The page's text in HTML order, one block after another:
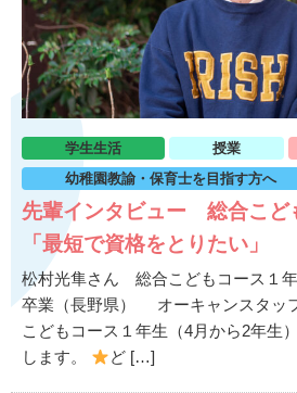
学生生活 授業
幼稚園教諭・保育士を目指す方へ
先輩インタビュー 総合こど
「最短で資格をとりたい」
松村光隼さん 総合こどもコース１
卒業（長野県） オーキャンスタッ
こどもコース１年生（4月から2年生
します。
ど […]